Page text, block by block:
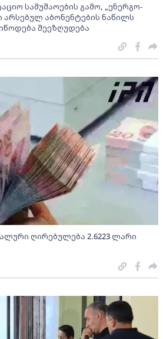
სამუშაოების გამო, „ენერგო-
არსებულ აბონენტების ნაწილს
შეეზღუდება
ღირებულება 2.6223 ლარი